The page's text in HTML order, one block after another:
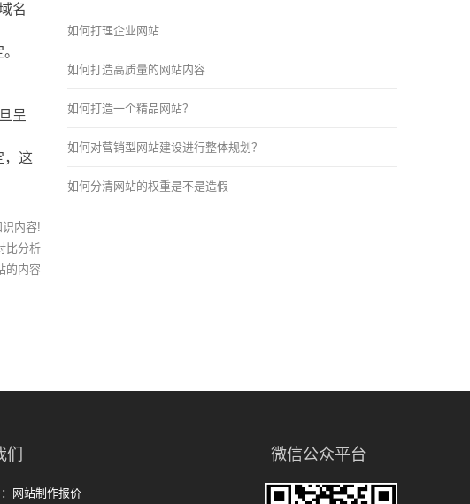
名
呈
，这
内容!
比分析
的内容
如何打理企业网站
如何打造高质量的网站内容
如何打造一个精品网站？
如何对营销型网站建设进行整体规划？
如何分清网站的权重是不是造假
们
网站制作报价
微信公众平台